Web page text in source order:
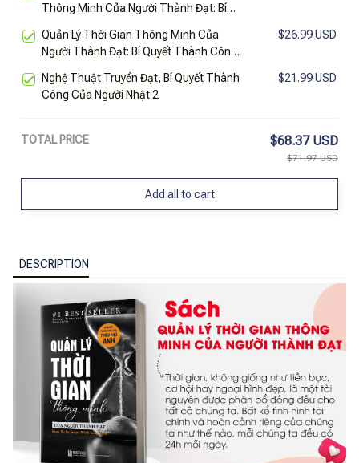
Thông Minh Của Người Thành Đạt: Bí
(Tái Bản 2020)
Quản Lý Thời Gian Thông Minh Của
Người Thành Đạt: Bí Quyết Thành Công
$26.99 USD
Nghệ Thuật Truyền Đạt, Bí Quyết Thành
Công Của Người Nhật 2
$21.99 USD
TOTAL PRICE $68.37 USD
$71.97 USD
Add all to cart
DESCRIPTION